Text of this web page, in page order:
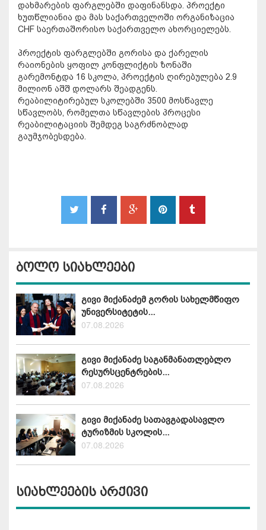
დახმარების ფარგლებში დაფინანსდა. პროექტი
ხუთწლიანია და მას საქართველოში ორგანიზაცია
CHF საერთაშორისო საქართველო ახორციელებს.
პროექტის ფარგლებში გორისა და ქარელის
რაიონების ყოფილ კონფლიქტის ზონაში
გარემონტდა 16 სკოლა, პროექტის ღირებულება 2.9
მილიონ აშშ დოლარს შეადგენს.
რეაბილიტირებულ სკოლებში 3500 მოსწავლე
სწავლობს, რომელთა სწავლების პროცესი
რეაბილიტაციის შემდეგ საგრძნობლად
გაუმჯობესდება.
ბოლო სიახლეები
გივი მიქანაძემ გორის სახელმწიფო
უნივერსიტეტის...
07.08.2026
გივი მიქანაძე საგანმანათლებლო
რესურსცენტრების...
07.08.2026
გივი მიქანაძე სათავგადასავლო
ტურიზმის სკოლის...
07.08.2026
სიახლეების არქივი